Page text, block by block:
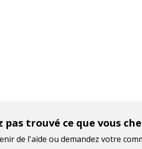
pas trouvé ce que vous
de l'aide ou demandez votre